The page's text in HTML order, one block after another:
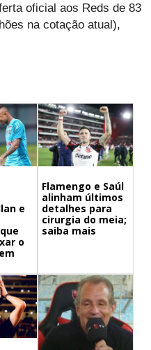
oficial aos Reds de 83
na cotação atual),
e
o
Flamengo e Saúl
alinham últimos
detalhes para
cirurgia do meia;
saiba mais